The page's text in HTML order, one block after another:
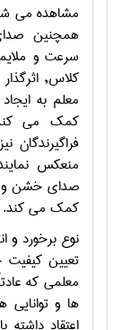
مشاهده مي
همچنين
سرعت و
کلاس,
معلم به
کمک مي
فراگيرندگان
منعکس
صداي خشن و
کمک مي کند.
نوع برخورد و
تعيين کيفيت
معلمي که
ها و